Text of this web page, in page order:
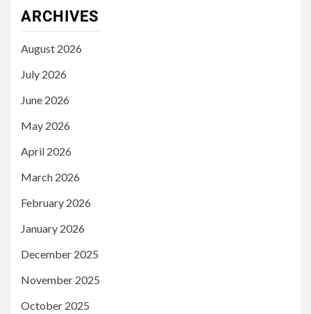
ARCHIVES
August 2026
July 2026
June 2026
May 2026
April 2026
March 2026
February 2026
January 2026
December 2025
November 2025
October 2025